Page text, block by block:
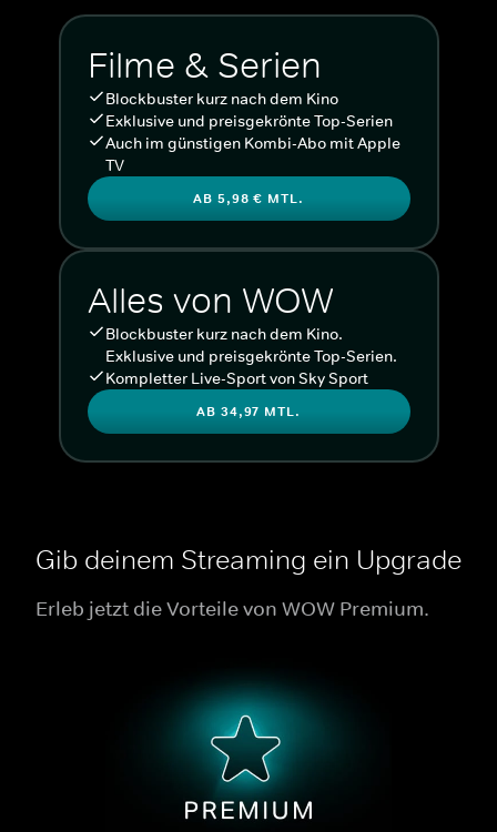
Filme & Serien
Blockbuster kurz nach dem Kino
Exklusive und preisgekrönte Top-Serien
Auch im günstigen Kombi-Abo mit Apple
TV
AB 5,98 € MTL.
Alles von WOW
Blockbuster kurz nach dem Kino.
Exklusive und preisgekrönte Top-Serien.
Kompletter Live-Sport von Sky Sport
AB 34,97 MTL.
Gib deinem Streaming ein Upgrade
Erleb jetzt die Vorteile von WOW Premium.